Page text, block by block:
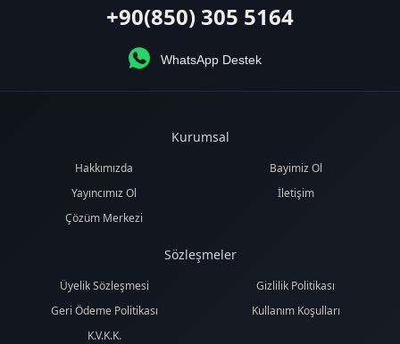
+90(850) 305 5164
WhatsApp Destek
Kurumsal
Hakkımızda
Bayimiz Ol
Yayıncımız Ol
İletişim
Çözüm Merkezi
Sözleşmeler
Üyelik Sözleşmesi
Gizlilik Politikası
Geri Ödeme Politikası
Kullanım Koşulları
K.V.K.K.